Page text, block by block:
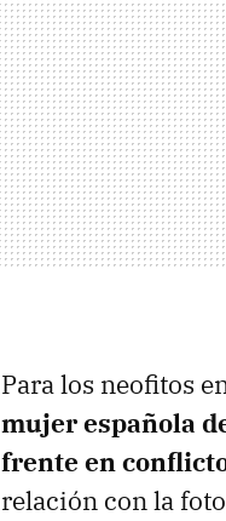
Para los neofitos
mujer española
frente en
relación con la